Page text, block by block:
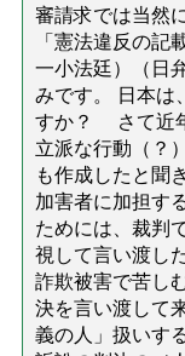
審請求では当然
「憲法違反の記
一小法廷）（日
みです。 日本は
すか？ さて近
立派な行動（？
も作成したと聞
加害者に加担す
ためには、裁判
視して言い渡し
詐欺被害で苦し
決を言い渡して
義の人」扱いす